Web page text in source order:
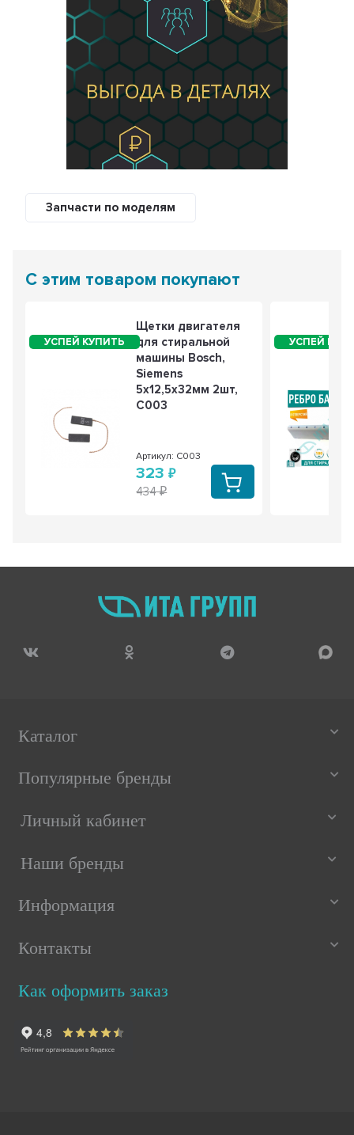
Запчасти по моделям
С этим товаром покупают
Щетки двигателя
для стиральной
машины Bosch,
Siemens
5x12,5x32мм 2шт,
С003
Артикул: С003
323
434
Каталог
Популярные бренды
Личный кабинет
Наши бренды
Информация
Контакты
Как оформить заказ